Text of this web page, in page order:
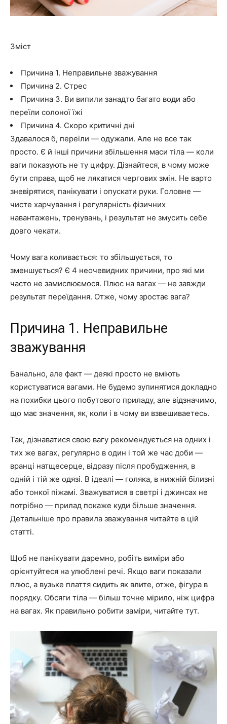
Зміст
Причина 1. Неправильне зважування
Причина 2. Стрес
Причина 3. Ви випили занадто багато води або
переїли солоної їжі
Причина 4. Скоро критичні дні
Здавалося б, переїли — одужали. Але не все так
просто. Є й інші причини збільшення маси тіла — коли
ваги показують не ту цифру. Дізнайтеся, в чому може
бути справа, щоб не лякатися чергових змін. Не варто
зневірятися, панікувати і опускати руки. Головне —
чисте харчування і регулярність фізичних
навантажень, тренувань, і результат не змусить себе
довго чекати.
Чому вага коливається: то збільшується, то
зменшується? Є 4 неочевидних причини, про які ми
часто не замислюємося. Плюс на вагах — не завжди
результат переїдання. Отже, чому зростає вага?
Причина 1. Неправильне
зважування
Банально, але факт — деякі просто не вміють
користуватися вагами. Не будемо зупинятися докладно
на похибки цього побутового приладу, але відзначимо,
що має значення, як, коли і в чому ви взвешиваетесь.
Так, дізнаватися свою вагу рекомендується на одних і
тих же вагах, регулярно в один і той же час доби —
вранці натщесерце, відразу після пробудження, в
одній і тій же одязі. В ідеалі — голяка, в нижній білизні
або тонкої піжамі. Зважуватися в светрі і джинсах не
потрібно — прилад покаже куди більше значення.
Детальніше про правила зважування читайте в цій
статті.
Щоб не панікувати даремно, робіть виміри або
орієнтуйтеся на улюблені речі. Якщо ваги показали
плюс, а вузьке плаття сидить як влите, отже, фігура в
порядку. Обсяги тіла — більш точне мірило, ніж цифра
на вагах. Як правильно робити заміри, читайте тут.